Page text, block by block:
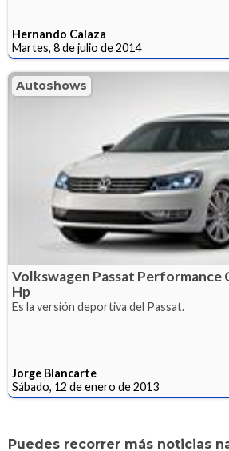
Hernando Calaza
Martes, 8 de julio de 2014
Autoshows
Volkswagen Passat Performance
Hp
Es la versión deportiva del Passat.
Jorge Blancarte
Sábado, 12 de enero de 2013
Puedes recorrer más noticias